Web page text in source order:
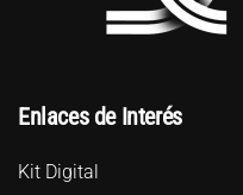
Enlaces de Interés
Kit Digital